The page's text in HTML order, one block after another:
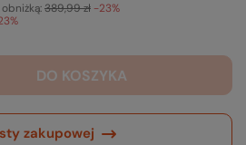
389,99 zł -23%
DO KOSZYKA
zakupowej